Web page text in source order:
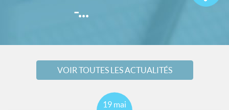
-...
VOIR TOUTES LES ACTUALITÉS
19 mai